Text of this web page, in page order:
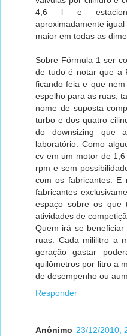
4,6 l e
aproximadamente
maior em todas as
Sobre Fórmula 1 ser
de tudo é notar que a
ficando feia e que
espelho para as ruas,
nome de suposta
turbo e dos quatro
do downsizing que
laboratório. Como
cv em um motor de
rpm e sem
com os fabricantes. E
fabricantes
espaço sobre os que
atividades de
Quem irá se
ruas. Cada mililitro a
geração gastar
quilômetros por litro a
de desempenho ou
Responder
Anônimo 23/12/2010,